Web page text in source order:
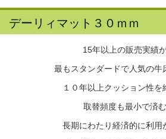
デーリィマット３０ｍｍ
15年以上の販売実績
最もスタンダードで人気の牛
１０年以上クッション性を
取替頻度も最小で済
長期にわたり経済的に利用